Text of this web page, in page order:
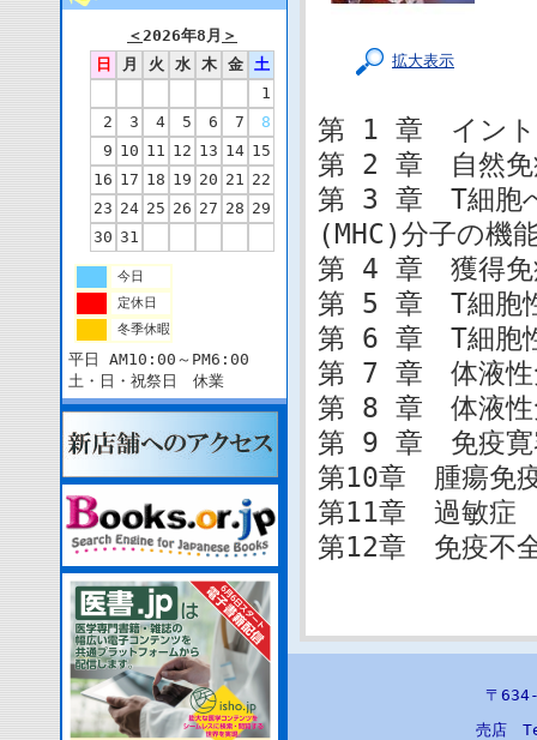
＜2026年8月 ＞
日
月 火 水 木 金
土
1
2
3 4 5 6 7
8
9 10 11 12 13 14 15
16 17 18 19 20 21 22
23 24 25 26 27 28 29
30 31
今日
定休日
冬季休暇
平日 AM10:00～PM6:00
土・日・祝祭日 休業
拡大表示
第 1 章 イント
第 2 章 自然免
第 3 章 T細胞へ
(MHC)分子の機
第 4 章 獲得免
第 5 章 T細胞
第 6 章 T細胞
第 7 章 体液性
第 8 章 体液性
第 9 章 免疫寛
第10章 腫瘍免
第11章 過敏症
第12章 免疫不
〒
売店